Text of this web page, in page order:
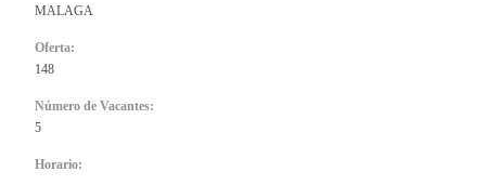
MALAGA
Oferta:
148
Número de Vacantes:
5
Horario: